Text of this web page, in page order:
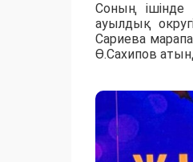
Соның ішінде
ауылдық
Сариева
Ө.Сахипов